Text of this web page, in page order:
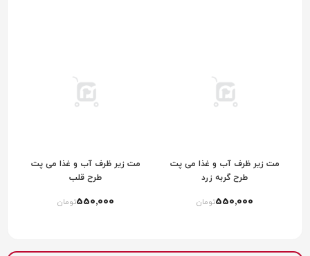
مت زیر ظرف آب و غذا می پت
طرح گربه زرد
550٬000تومان
مت زیر ظرف آب و غذا می پت
طرح قلب
550٬000تومان